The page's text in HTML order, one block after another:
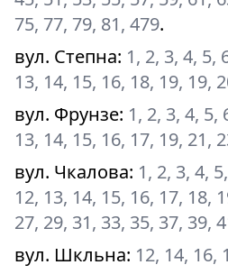
75, 77, 79, 81, 479.
вул. Степна: 1, 2, 3, 4, 5,
13, 14, 15, 16, 18, 19, 19,
вул. Фрунзе: 1, 2, 3, 4, 5,
13, 14, 15, 16, 17, 19, 21,
вул. Чкалова: 1, 2, 3, 4,
12, 13, 14, 15, 16, 17, 18,
27, 29, 31, 33, 35, 37, 39,
вул. Шкльна: 12, 14, 16,